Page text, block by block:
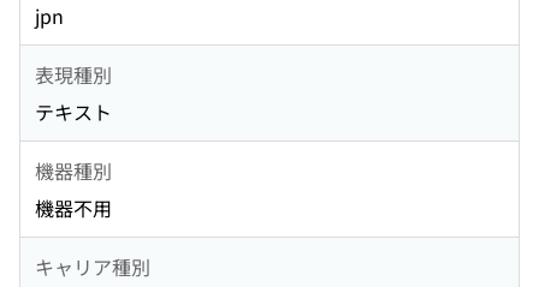
jpn
表現種別
テキスト
機器種別
機器不用
キャリア種別